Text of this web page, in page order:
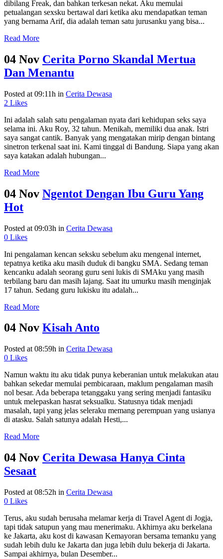
dibilang Freak, dan bahkan terkesan nekat. Aku memulai
petualangan sexsku bertawal dari ketika aku mendapatkan teman
yang bernama Arif, dia adalah teman satu jurusanku yang bisa...
Read More
04 Nov Cerita Porno Skandal Mertua
Dan Menantu
Posted at 09:11h in Cerita Dewasa
2 Likes
Ini adalah salah satu pengalaman nyata dari kehidupan seks saya
selama ini. Aku Roy, 32 tahun. Menikah, memiliki dua anak. Istri
saya sangat cantik. Banyak yang mengatakan mirip dengan bintang
sinetron terkenal saat ini. Kami tinggal di Bandung. Siapa yang akan
saya katakan adalah hubungan...
Read More
04 Nov Ngentot Dengan Ibu Guru Yang
Hot
Posted at 09:03h in Cerita Dewasa
0 Likes
Ini pengalaman kencan seksku sebelum aku mengenal internet,
tepatnya ketika aku masih duduk di bangku SMA. Sedang teman
kencanku adalah seorang guru seni lukis di SMAku yang masih
terbilang baru dan masih lajang. Saat itu umurku masih menginjak
17 tahun. Sedang guru lukisku itu adalah...
Read More
04 Nov Kisah Anto
Posted at 08:59h in Cerita Dewasa
0 Likes
Namun waktu itu aku tidak punya keberanian untuk melakukan atau
bahkan sekedar memulai pembicaraan, maklum pengalaman masih
nol besar. Ada beberapa tetanggaku yang sering menjadi fantasiku
untuk melepaskan hasrat seksualku. Statusnya tidak menjadi
masalah, tapi yang jelas seleraku memang perempuan yang usianya
di atasku. Salah satunya adalah Hesti,...
Read More
04 Nov Cerita Dewasa Hanya Cinta
Sesaat
Posted at 08:52h in Cerita Dewasa
0 Likes
Terus, aku sudah berusaha melamar kerja di Travel Agent di Jogja,
tapi tidak satupun yang mau menerimaku. Akhirnya aku berkelana
ke Jakarta, aku kost di kawasan Kemayoran bersama temanku yang
sudah lebih dulu ke Jakarta dan juga lebih dulu bekerja di Jakarta.
Sampai akhirnya, bulan Desember...